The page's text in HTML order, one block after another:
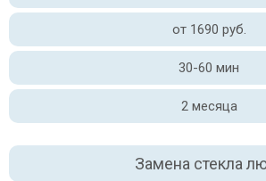
от 1690 руб.
30-60 мин
2 месяца
Замена стекла